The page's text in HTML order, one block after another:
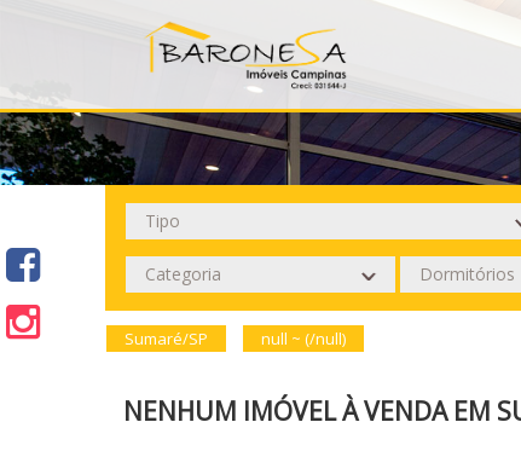
Sumaré/SP null ~ (/null)
NENHUM IMÓVEL À VENDA EM